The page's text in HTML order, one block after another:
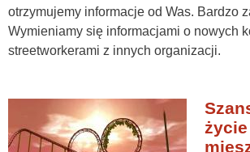
otrzymujemy informacje od Was. Bardzo
Wymieniamy się informacjami o nowych
streetworkerami z innych organizacji.